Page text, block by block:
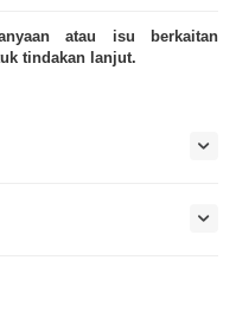
atau isu berkaitan
tindakan lanjut.